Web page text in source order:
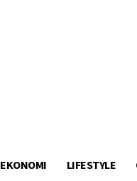
LIFESTYLE
EKONOMI LIFESTYLE